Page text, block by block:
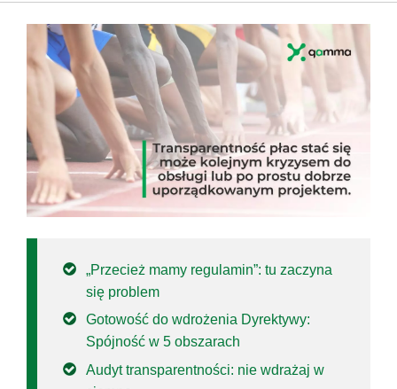
„Przecież mamy regulamin”: tu zaczyna
się problem
Gotowość do wdrożenia Dyrektywy:
Spójność w 5 obszarach
Audyt transparentności: nie wdrażaj w